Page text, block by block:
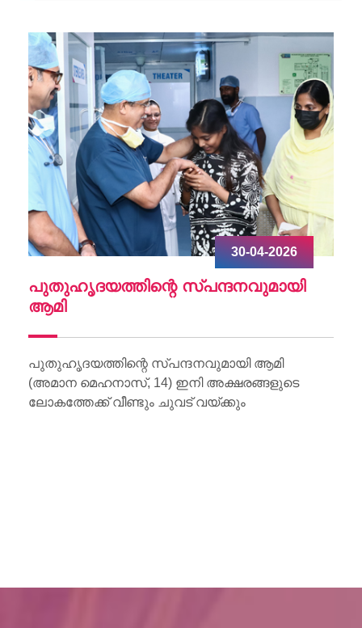
30-04-2026
പുതുഹൃദയത്തിന്റെ സ്പന്ദനവുമായി
ആമി
പുതുഹൃദയത്തിന്റെ സ്പന്ദനവുമായി ആമി
(അമാന മെഹനാസ്, 14) ഇനി അക്ഷരങ്ങളുടെ
ലോകത്തേക്ക് വീണ്ടും ചുവട് വയ്ക്കും